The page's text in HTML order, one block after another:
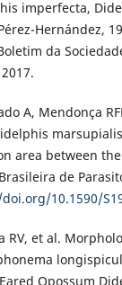
imperfecta,
Hernández,
da
A, Mendonça
area between
de
10.1590/
RV, et al.
Opossum